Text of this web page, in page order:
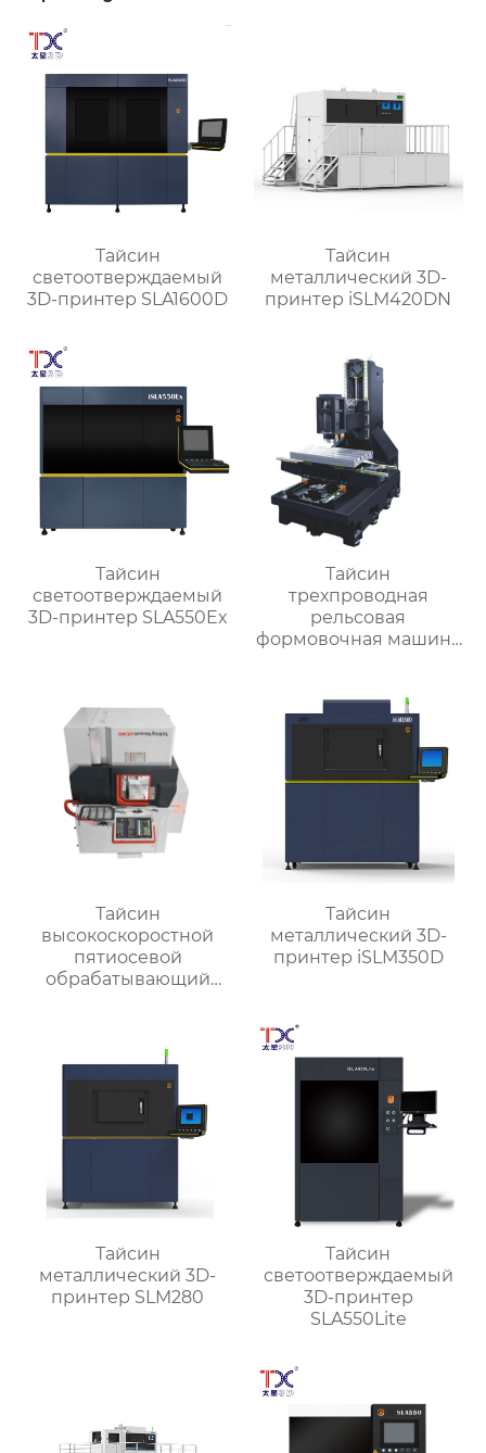
Тайсин
светоотверждаемый
3D-принтер SLA1600D
Тайсин
металлический 3D-
принтер iSLM420DN
Тайсин
светоотверждаемый
3D-принтер SLA550Ex
Тайсин
трехпроводная
рельсовая
формовочная машина
Тайсин
высокоскоростной
пятиосевой
обрабатывающий
Тайсин
металлический 3D-
принтер iSLM350D
Тайсин
металлический 3D-
принтер SLM280
Тайсин
светоотверждаемый
3D-принтер
SLA550Lite